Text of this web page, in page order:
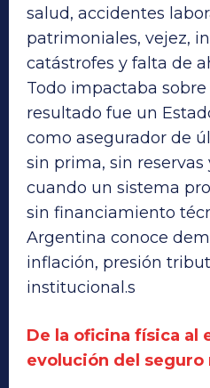
salud, accidentes
patrimoniales, vejez,
catástrofes y falta de
Todo impactaba sobre
resultado fue un
como asegurador de
sin prima, sin reservas
cuando un sistema
sin financiamiento
Argentina conoce
inflación, presión
institucional.s
De la oficina física al
evolución del seguro